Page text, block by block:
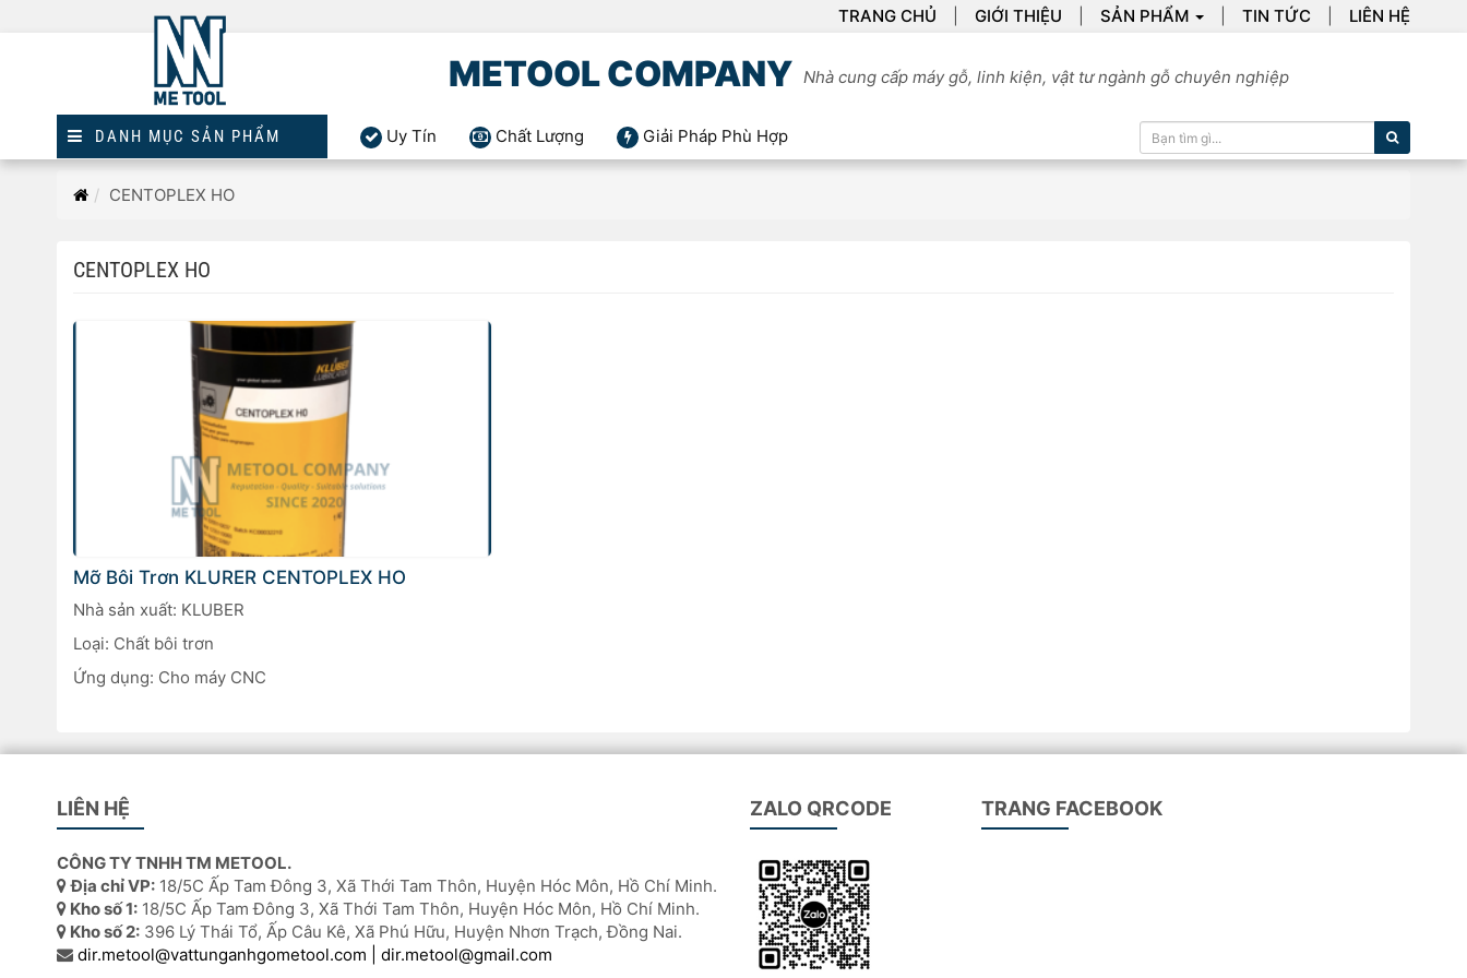
TRANG CHỦ GIỚI THIỆU SẢN PHẨM TIN TỨC LIÊN HỆ
METOOL COMPANY Nhà cung cấp máy gỗ, linh kiện, vật tư ngành gỗ chuyên nghiệp
DANH MỤC SẢN PHẨM Uy Tín Chất Lượng Giải Pháp Phù Hợp
TrangCENTOPLEX HO
CENTOPLEX HO
Mỡ Bôi Trơn KLURER CENTOPLEX HO
Nhà sản xuất: KLUBER
Loại: Chất bôi trơn
Ứng dụng: Cho máy CNC
LIÊN HỆ
CÔNG TY TNHH TM METOOL.
Địa chỉ VP: 18/5C Ấp Tam Đông 3, Xã Thới Tam Thôn, Huyện Hóc Môn, Hồ Chí Minh.
Kho số 1: 18/5C Ấp Tam Đông 3, Xã Thới Tam Thôn, Huyện Hóc Môn, Hồ Chí Minh.
Kho số 2: 396 Lý Thái Tổ, Ấp Câu Kê, Xã Phú Hữu, Huyện Nhơn Trạch, Đồng Nai.
dir.metool@vattunganhgometool.com | dir.metool@gmail.com
ZALO QRCODE TRANG FACEBOOK